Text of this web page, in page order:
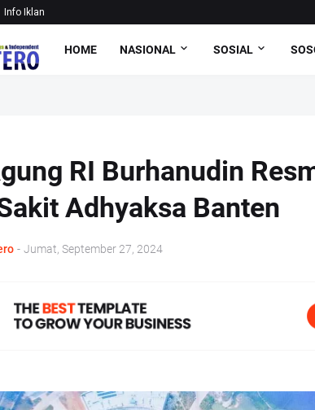
Info Iklan
HOME NASIONAL SOSIAL
RI Burhanudin
Adhyaksa Banten
- Jumat, September 27, 2024